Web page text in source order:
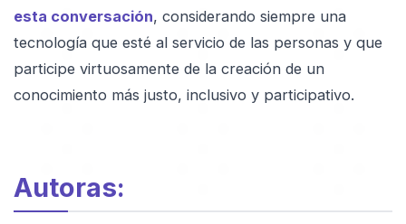
esta conversación, considerando siempre una
tecnología que esté al servicio de las personas y que
participe virtuosamente de la creación de un
conocimiento más justo, inclusivo y participativo.
Autoras: